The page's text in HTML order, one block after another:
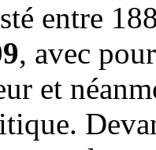
entre
, avec
et